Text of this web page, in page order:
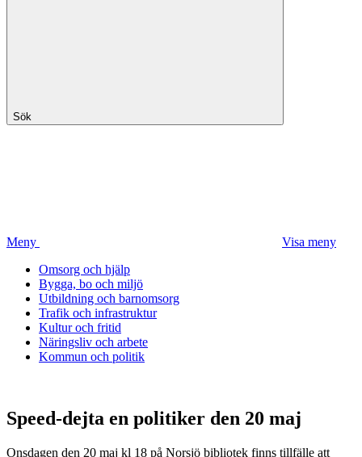
Sök
Meny
Visa meny
Omsorg och hjälp
Bygga, bo och miljö
Utbildning och barnomsorg
Trafik och infrastruktur
Kultur och fritid
Näringsliv och arbete
Kommun och politik
Speed-dejta en politiker den 20 maj
Onsdagen den 20 maj kl 18 på Norsjö bibliotek finns tillfälle att